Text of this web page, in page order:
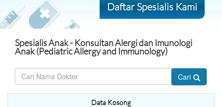
Daftar Spesialis Kami
Spesialis Anak - Konsultan Alergi dan Imunologi
Anak (Pediatric Allergy and Immunology)
Cari
Data Kosong